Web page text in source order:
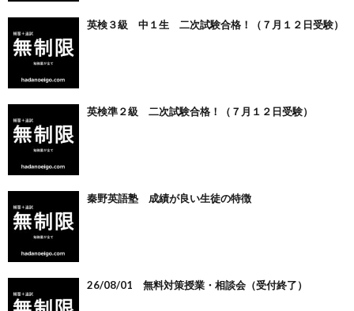
英検３級 中１生 二次試験合格！（７月１２日受験）
英検準２級 二次試験合格！（７月１２日受験）
秦野英語塾 成績が良い生徒の特徴
26/08/01 無料対策授業・相談会（受付終了）